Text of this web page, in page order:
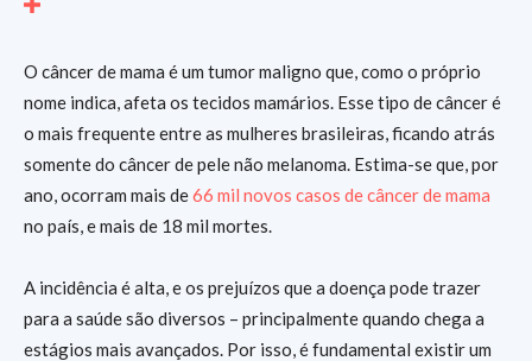
O câncer de mama é um tumor maligno que, como o próprio
nome indica, afeta os tecidos mamários. Esse tipo de câncer é
o mais frequente entre as mulheres brasileiras, ficando atrás
somente do câncer de pele não melanoma. Estima-se que, por
ano, ocorram mais de66 mil novos casos de câncer de mama
no país, e mais de 18 mil mortes.
A incidência é alta, e os prejuízos que a doença pode trazer
para a saúde são diversos – principalmente quando chega a
estágios mais avançados. Por isso, é fundamental existir um